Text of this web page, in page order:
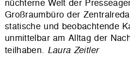
nüchterne Welt der
Großraumbüro der
statische und beobachtende
unmittelbar am Alltag der
teilhaben. Laura Zeitler